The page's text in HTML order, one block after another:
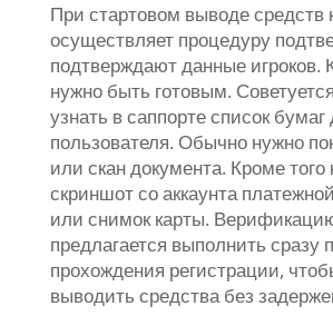
При стартовом выводе средств
осуществляет процедуру
подтверждают данные игроков.
нужно быть готовым.
узнать в саппорте список
пользователя. Обычно нужно
или скан документа. Кроме
скриншот со аккаунта
или снимок карты.
предлагается выполнить сразу
прохождения регистрации,
выводить средства без